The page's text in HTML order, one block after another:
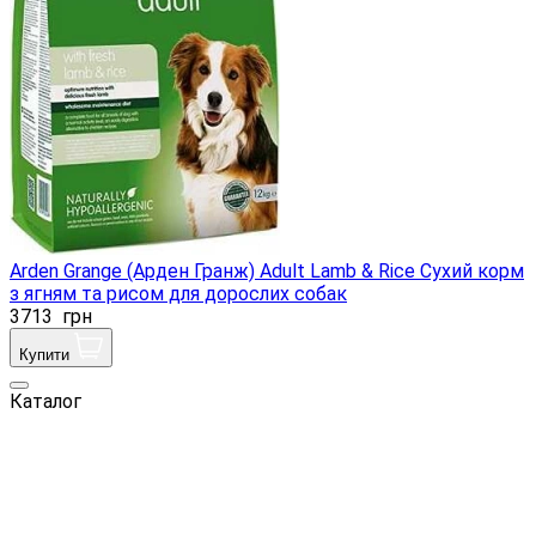
Arden Grange (Арден Гранж) Adult Lamb & Rice Сухий корм
з ягням та рисом для дорослих собак
3713 грн
Купити
Каталог